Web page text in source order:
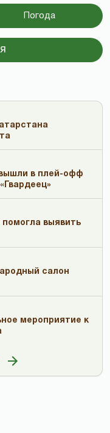
Погода
в плей-офф
выявить
салон
мероприятие к